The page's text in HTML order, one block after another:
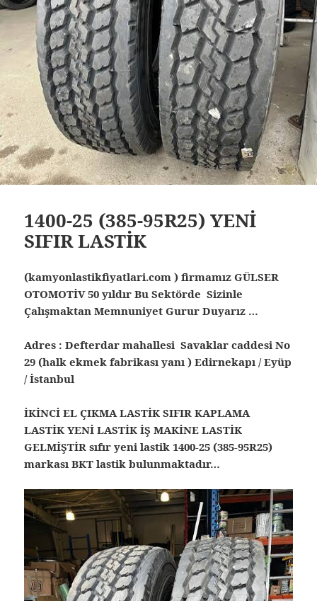
1400-25 (385-95R25) YENİ
SIFIR LASTİK
(kamyonlastikfiyatlari.com ) firmamız GÜLSER
OTOMOTİV 50 yıldır Bu Sektörde Sizinle
Çalışmaktan Memnuniyet Gurur Duyarız …
Adres : Defterdar mahallesi Savaklar caddesi No
29 (halk ekmek fabrikası yanı ) Edirnekapı / Eyüp
/ İstanbul
İKİNCİ EL ÇIKMA LASTİK SIFIR KAPLAMA
LASTİK YENİ LASTİK İŞ MAKİNE LASTİK
GELMİŞTİR sıfır yeni lastik 1400-25 (385-95R25)
markası BKT lastik bulunmaktadır…